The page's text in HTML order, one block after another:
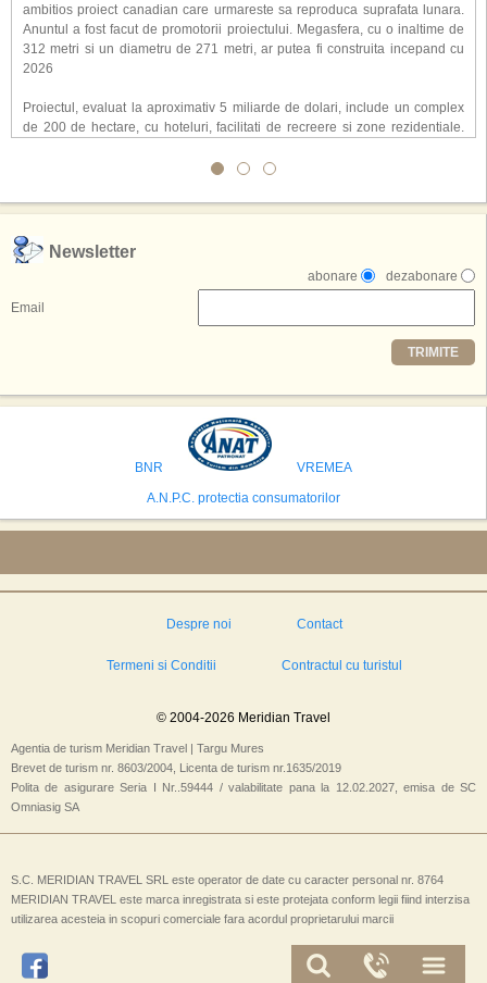
ambitios proiect canadian care urmareste sa reproduca suprafata lunara.
Anuntul a fost facut de promotorii proiectului. Megasfera, cu o inaltime de
312 metri si un diametru de 271 metri, ar putea fi construita incepand cu
2026
Proiectul, evaluat la aproximativ 5 miliarde de dolari, include un complex
de 200 de hectare, cu hoteluri, facilitati de recreere si zone rezidentiale.
atragerea a pana la 10 milioane de turisti anual. �Luna� ar putea deveni
exclusiv simularea suprafetei lunare.
,,Credem ca exista sanse mari sa anuntam nu doar o locatie, ci poate mai
multe'', a declarat Michael R. Henderson, cofondator al Moon World
Resorts, citat de Gulf News. Potrivit acestuia, 2026 ar putea deveni un an
decisiv pentru reali zarea proiectului.
Printre celelalte tari care concureaza pentru a gazdui aceasta constructie
se numara Australia, Brazilia, China, Egipt, India, Polonia, Thailanda,
avea cele mai mari sanse de a castiga licitatia. Totusi, Spania, care se
preconizeaza ca va deveni a doua cea mai vizitata tara din lume in 2025,
isi bazeaza oferta pe infrastructura turistica solida si capacitatea hoteliera."
Newsletter
dezabonare
abonare
Email
TRIMITE
BNR
VREMEA
A.N.P.C. protectia consumatorilor
Despre noi Contact
Termeni si Conditii Contractul cu turistul
© 2004-2026 Meridian Travel
Agentia de turism Meridian Travel | Targu Mures
Brevet de turism nr. 8603/2004, Licenta de turism nr.1635/2019
Polita de asigurare Seria I Nr..59444 / valabilitate pana la 12.02.2027, emisa de SC
Omniasig SA
S.C. MERIDIAN TRAVEL SRL este operator de date cu caracter personal nr. 8764
MERIDIAN TRAVEL este marca inregistrata si este protejata conform legii fiind interzisa
utilizarea acesteia in scopuri comerciale fara acordul proprietarului marcii